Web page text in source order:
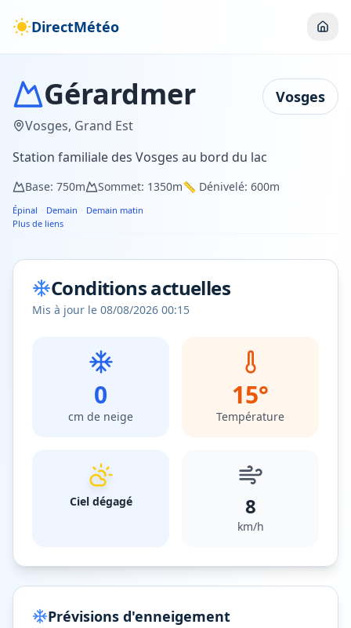
DirectMétéo
Gérardmer
Vosges, Grand Est
Vosges
Station familiale des Vosges au bord du lac
Base: 750m Sommet: 1350m📏 Dénivelé: 600m
Épinal · Demain · Demain matin
Plus de liens
Conditions actuelles
Mis à jour le 08/08/2026 00:15
0
cm de neige
15°
Température
Ciel dégagé 8
km/h
Prévisions d'enneigement